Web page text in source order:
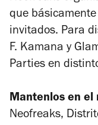
que
invitados. Para
F. Kamana y
Parties en
Mantenlos en el
Neofreaks,